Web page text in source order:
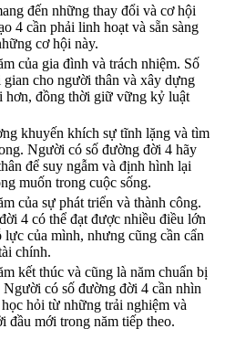
đến những thay đổi và cơ hội
4 cần phải linh hoạt và sẵn sàng
cơ hội này.
của gia đình và trách nhiệm. Số
gian cho người thân và xây dựng
hơn, đồng thời giữ vững kỷ luật
khuyến khích sự tĩnh lặng và tìm
Người có số đường đời 4 hãy
để suy ngẫm và định hình lại
muốn trong cuộc sống.
của sự phát triển và thành công.
4 có thể đạt được nhiều điều lớn
của mình, nhưng cũng cần cẩn
chính.
kết thúc và cũng là năm chuẩn bị
có số đường đời 4 cần nhìn
hỏi từ những trải nghiệm và
đầu mới trong năm tiếp theo.